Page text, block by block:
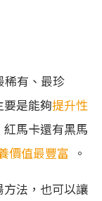
稀有、最珍
是能夠提升性
紅馬卡還有黑馬
價值最豐富 。
法，也可以讓